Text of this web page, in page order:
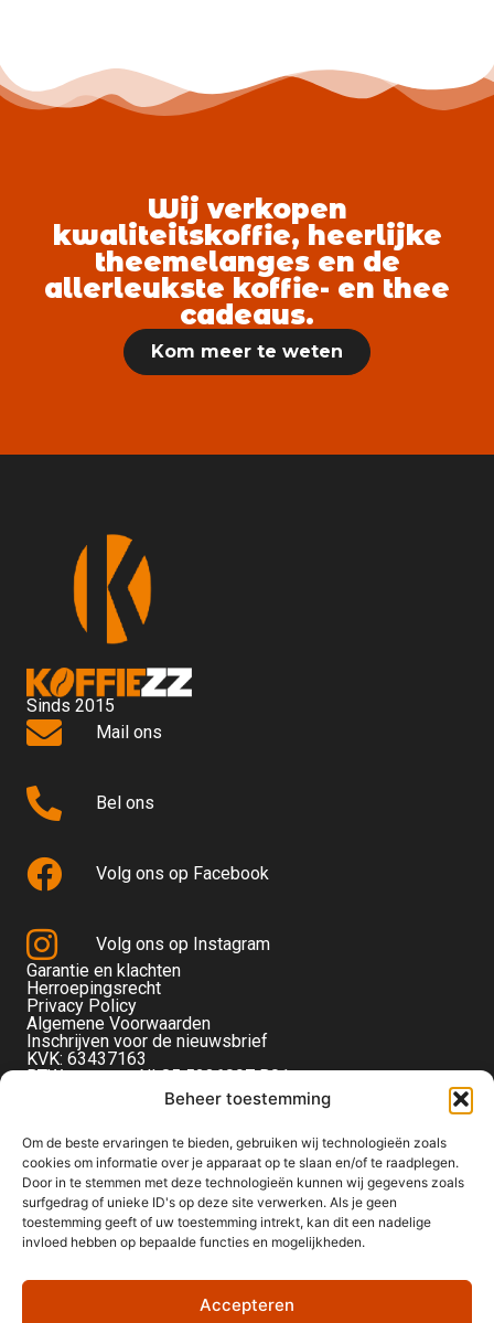
Beheer toestemming
Om de beste ervaringen te bieden, gebruiken wij technologieën zoals
cookies om informatie over je apparaat op te slaan en/of te raadplegen.
Door in te stemmen met deze technologieën kunnen wij gegevens zoals
surfgedrag of unieke ID's op deze site verwerken. Als je geen
toestemming geeft of uw toestemming intrekt, kan dit een nadelige
invloed hebben op bepaalde functies en mogelijkheden.
Accepteren
Wij verkopen
kwaliteitskoffie, heerlijke
theemelanges en de
allerleukste koffie- en thee
cadeaus.
Kom meer te weten
Sinds 2015
Mail ons
Bel ons
Volg ons op Facebook
Volg ons op Instagram
Garantie en klachten
Herroepingsrecht
Privacy Policy
Algemene Voorwaarden
Inschrijven voor de nieuwsbrief
KVK: 63437163
BTW-nummer: NL85 5236097 B01
Monteverdistraat 56
2901KE Capelle aan den IJssel